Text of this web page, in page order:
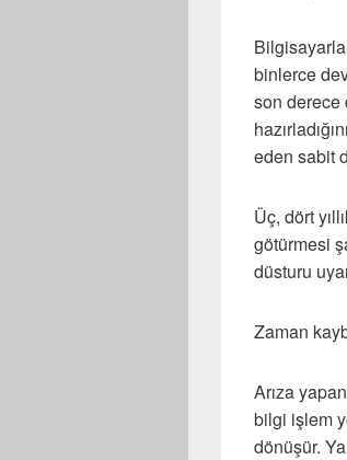
binlerce
son derece
eden sabit
Üç, dört
götürmesi
düsturu
Zaman
Arıza
bilgi işlem
dönüşür.